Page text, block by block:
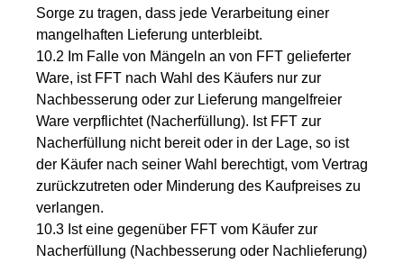
Sorge zu tragen, dass jede Verarbeitung einer
mangelhaften Lieferung unterbleibt.
10.2 Im Falle von Mängeln an von FFT gelieferter
Ware, ist FFT nach Wahl des Käufers nur zur
Nachbesserung oder zur Lieferung mangelfreier
Ware verpflichtet (Nacherfüllung). Ist FFT zur
Nacherfüllung nicht bereit oder in der Lage, so ist
der Käufer nach seiner Wahl berechtigt, vom Vertrag
zurückzutreten oder Minderung des Kaufpreises zu
verlangen.
10.3 Ist eine gegenüber FFT vom Käufer zur
Nacherfüllung (Nachbesserung oder Nachlieferung)